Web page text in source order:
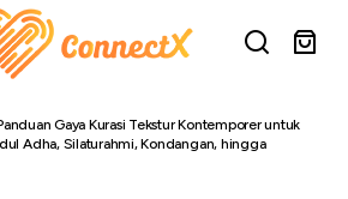
Weekend Idul Adha, Silaturahmi,
Hangout
Gaya Kurasi Tekstur Kontemporer untuk
Adha, Silaturahmi, Kondangan, hingga